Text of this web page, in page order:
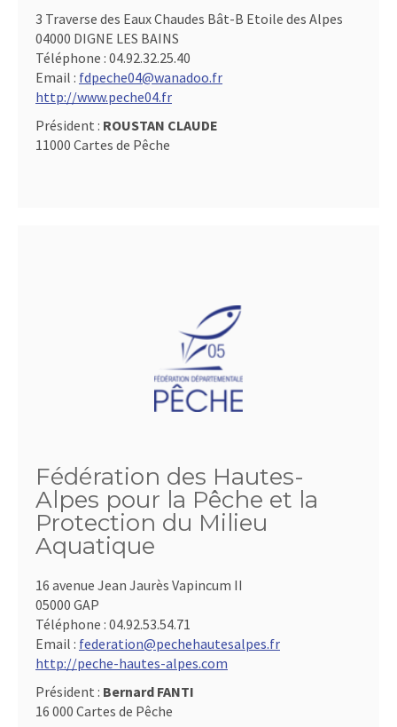
3 Traverse des Eaux Chaudes Bât-B Etoile des Alpes
04000 DIGNE LES BAINS
Téléphone : 04.92.32.25.40
Email : fdpeche04@wanadoo.fr
http://www.peche04.fr
Président : ROUSTAN CLAUDE
11000 Cartes de Pêche
Fédération des Hautes-
Alpes pour la Pêche et la
Protection du Milieu
Aquatique
16 avenue Jean Jaurès Vapincum II
05000 GAP
Téléphone : 04.92.53.54.71
Email : federation@pechehautesalpes.fr
http://peche-hautes-alpes.com
Président : Bernard FANTI
16 000 Cartes de Pêche